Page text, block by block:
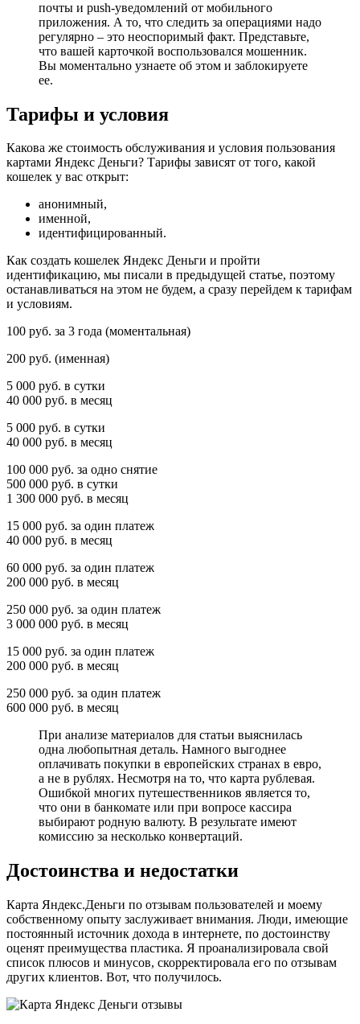
почты и push-уведомлений от мобильного
приложения. А то, что следить за операциями надо
регулярно – это неоспоримый факт. Представьте,
что вашей карточкой воспользовался мошенник.
Вы моментально узнаете об этом и заблокируете
ее.
Тарифы и условия
Какова же стоимость обслуживания и условия пользования
картами Яндекс Деньги? Тарифы зависят от того, какой
кошелек у вас открыт:
анонимный,
именной,
идентифицированный.
Как создать кошелек Яндекс Деньги и пройти
идентификацию, мы писали в предыдущей статье, поэтому
останавливаться на этом не будем, а сразу перейдем к тарифам
и условиям.
100 руб. за 3 года (моментальная)
200 руб. (именная)
5 000 руб. в сутки
40 000 руб. в месяц
5 000 руб. в сутки
40 000 руб. в месяц
100 000 руб. за одно снятие
500 000 руб. в сутки
1 300 000 руб. в месяц
15 000 руб. за один платеж
40 000 руб. в месяц
60 000 руб. за один платеж
200 000 руб. в месяц
250 000 руб. за один платеж
3 000 000 руб. в месяц
15 000 руб. за один платеж
200 000 руб. в месяц
250 000 руб. за один платеж
600 000 руб. в месяц
При анализе материалов для статьи выяснилась
одна любопытная деталь. Намного выгоднее
оплачивать покупки в европейских странах в евро,
а не в рублях. Несмотря на то, что карта рублевая.
Ошибкой многих путешественников является то,
что они в банкомате или при вопросе кассира
выбирают родную валюту. В результате имеют
комиссию за несколько конвертаций.
Достоинства и недостатки
Карта Яндекс.Деньги по отзывам пользователей и моему
собственному опыту заслуживает внимания. Люди, имеющие
постоянный источник дохода в интернете, по достоинству
оценят преимущества пластика. Я проанализировала свой
список плюсов и минусов, скорректировала его по отзывам
других клиентов. Вот, что получилось.